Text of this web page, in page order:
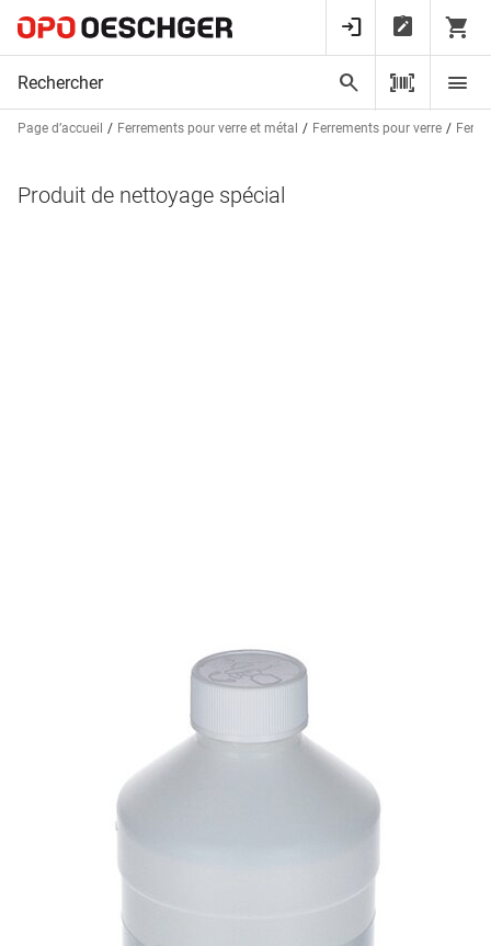
Page d’accueil Ferrements pour verre et métal Ferrements pour verre
Produit de nettoyage spécial